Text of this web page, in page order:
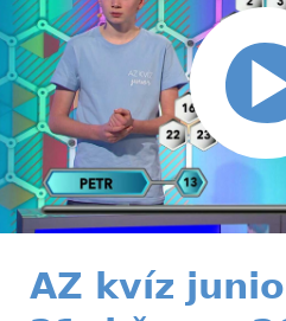
AZ kvíz